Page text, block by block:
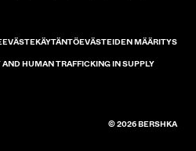
EVÄSTEKÄYTÄNTÖEVÄSTEIDEN MÄÄRITYS
HUMAN TRAFFICKING IN SUPPLY
© 2026 BERSHKA